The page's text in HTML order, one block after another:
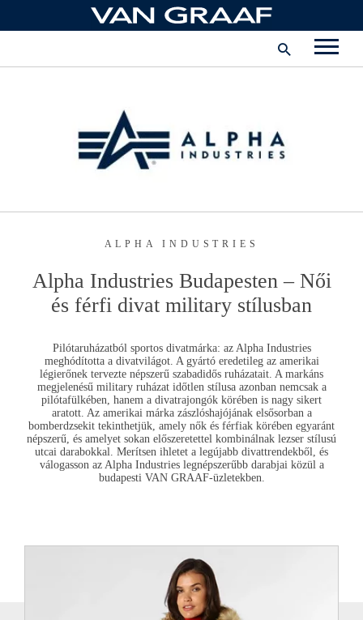
tartalomhoz
Karrier
Magyarország
ALPHA INDUSTRIES
Alpha IndustriesBudapesten – Női
és férfi divat military stílusban
Pilótaruházatból sportos divatmárka: az Alpha Industries
meghódította a divatvilágot. A gyártó eredetileg az amerikai
légierőnek tervezte népszerű szabadidős ruházatait. A markáns
megjelenésű military ruházat időtlen stílusa azonban nemcsak a
pilótafülkében, hanem a divatrajongók körében is nagy sikert
aratott. Az amerikai márka zászlóshajójának elsősorban a
bomberdzsekit tekinthetjük, amely nők és férfiak körében egyaránt
népszerű, és amelyet sokan előszeretettel kombinálnak lezser stílusú
utcai darabokkal
. Merítsen ihletet a legújabb divattrendekből, és
válogasson az Alpha Industrieslegnépszerűbb darabjai közül a
budapesti VAN GRAAF-üzletekben.